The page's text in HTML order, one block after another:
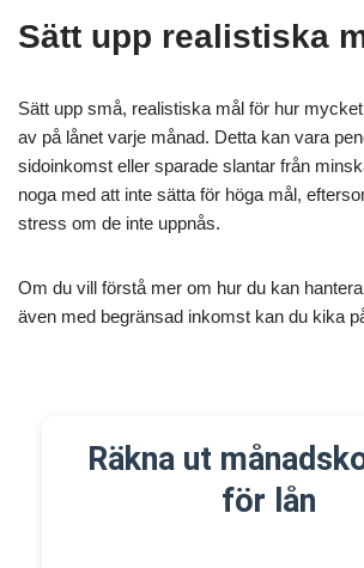
Sätt upp realistiska
Sätt upp små, realistiska mål för hur
av på lånet varje månad. Detta kan vara
sidoinkomst eller sparade slantar från
noga med att inte sätta för höga mål,
stress om de inte uppnås.
Om du vill förstå mer om hur du kan
även med begränsad inkomst kan du kika
Räkna ut
för lån